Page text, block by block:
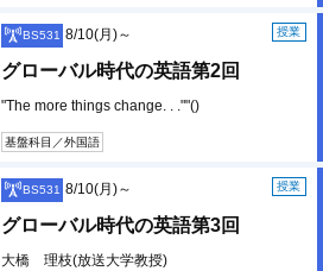
BS531 授業
8/10(月)～
グローバル時代の英語第2回
"The more things change. . .""()
基盤科目／外国語
BS531 授業
8/10(月)～
グローバル時代の英語第3回
大橋 理枝(放送大学教授)